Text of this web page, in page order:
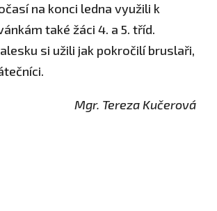
na konci ledna využili k
také žáci 4. a 5. tříd.
si užili jak pokročilí bruslaři,
Mgr. Tereza Kučerová